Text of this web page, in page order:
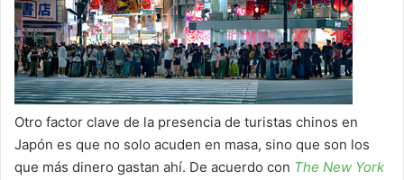
Otro factor clave de la presencia de turistas chinos en
Japón es que no solo acuden en masa, sino que son los
que más dinero gastan ahí. De acuerdo con The New York